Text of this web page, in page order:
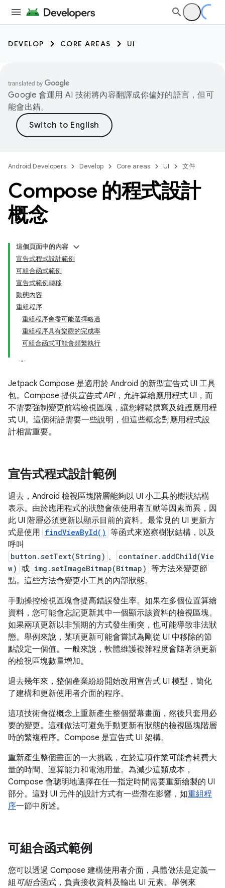
DEVELOP CORE AREAS UI
Google 會運用 AI 技術將內容翻譯成你偏好的語言，但可
能會出錯。
Android Developers Develop Core areas UI 文件
Compose 的程式設計
概念
這個頁面中的內容
宣告式程式設計範例
可組合函式範例
宣告式範例轉移
動態內容
重組程序
重組程序會盡可能選擇略過
重組程序具有樂觀的完成率
可組合函式可能會頻繁執行
Jetpack Compose 是適用於 Android 的新型宣告式 UI 工具
包。Compose 提供宣告式 API ，允許算繪應用程式 UI，而
不需要強制變更前端檢視區塊，讓您輕鬆撰寫及維護應用程
式 UI。這個術語需要一些說明，但這些概念對應用程式設
計相當重要。
宣告式程式設計範例
過去，Android 檢視區塊階層能夠以 UI 小工具的樹狀結構
表示。由於應用程式的狀態會依使用者互動等因素而異，因
此 UI 階層必須更新以顯示目前的資料。最常見的 UI 更新方
式是使用 findViewById() 等函式來巡察樹狀結構，以及
呼叫
button.setText(String) 、
container.addChild(Vie
w) 或 img.setImageBitmap(Bitmap) 等方法來變更節
點。這些方法會變更小工具的內部狀態。
手動操控檢視區塊會提高錯誤發生率。如果在多個位置算繪
資料，您可能會忘記更新其中一個顯示該資料的檢視區塊。
如果兩項更新以非預期的方式發生衝突，也可能導致非法狀
態。舉例來說，某項更新可能會嘗試為剛從 UI 中移除的節
點設定一個值。一般來說，軟體維護複雜程度會隨著須更新
的檢視區塊數量增加。
過去幾年來，整個產業紛紛開始改用宣告式 UI 模型，簡化
了建構和更新使用者介面的程序。
這項技術會從概念上重新產生整個螢幕畫面，然後只套用必
要的變更。這種做法可避免手動更新有狀態的檢視區塊階層
時的繁複程序。Compose 是宣告式 UI 架構。
重新產生整個畫面的一大挑戰，在於這項作業可能會耗費大
量的時間、運算能力和電池用量。為減少這類成本，
Compose 會聰明地選擇在任一指定時間需要重新繪製的 UI
部分。這對 UI 元件的設計方式有一些潛在影響，如重組程
序一節中所述。
可組合函式範例
您可以透過 Compose 建構使用者介面，具體做法是定義一
組可組合函式，負責接收資料及輸出 UI 元素。舉例來